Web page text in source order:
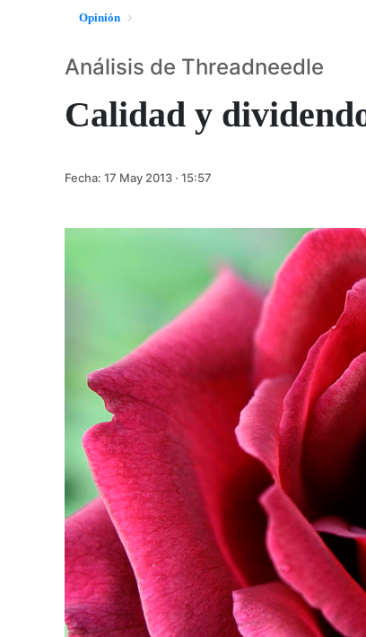
Opinión
Calidad y
Análisis de Threadneedle
Fecha: 17 May 2013 · 15:57